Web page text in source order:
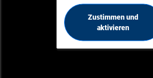
Zustimmen und
aktivieren